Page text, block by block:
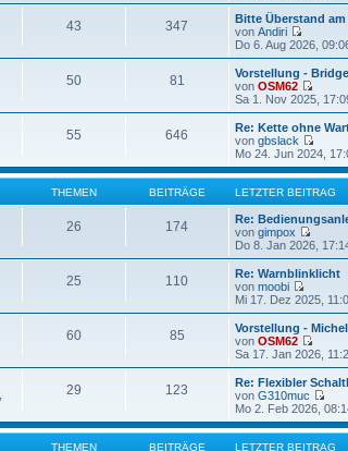
g
e
t
r
a
g
43 347
Bitte Überstand
von Andiri
N
e
e
s
t
e
r
B
e
i
t
r
g
Do 6. Aug 2026,
50 81
Vorstellung -
von OSM62
N
e
u
e
s
t
e
r
e
i
t
r
a
g
Sa 1. Nov 2025,
55 646
Re: Kette ohne
von gbslack
N
e
u
e
s
t
e
r
B
e
i
t
r
a
g
Mo 24. Jun 2024,
THEMEN BEITRÄGE LETZTER BEITRAG
26 174
Re:
von gimpox
N
e
u
e
s
t
e
r
B
e
t
a
g
Do 8. Jan 2026,
25 110
Re: Warnblinklicht
von moobi
N
e
e
s
t
r
B
e
i
t
Mi 17. Dez 2025,
60 85
Vorstellung -
von OSM62
N
e
u
e
s
t
e
r
Sa 17. Jan 2026,
29 123
Re: Flexibler
von G310muc
N
e
u
e
Mo 2. Feb 2026,
THEMEN BEITRÄGE LETZTER BEITRAG